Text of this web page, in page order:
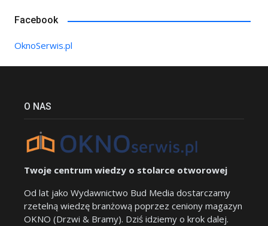
Facebook
OknoSerwis.pl
O NAS
Twoje centrum wiedzy o stolarce otworowej
Od lat jako Wydawnictwo Bud Media dostarczamy
rzetelną wiedzę branżową poprzez ceniony magazyn
OKNO (Drzwi & Bramy). Dziś idziemy o krok dalej.